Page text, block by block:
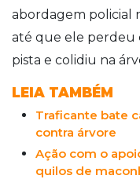
abordagem policial
até que ele perdeu
pista e colidiu na
LEIA TAMBÉM
Traficante bate
contra árvore
Ação com o
quilos de